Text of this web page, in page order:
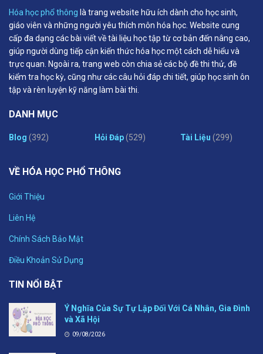
Hóa học phổ thông là trang website hữu ích dành cho học sinh,
giáo viên và những người yêu thích môn hóa học. Website cung
cấp đa dạng các bài viết về tài liệu học tập từ cơ bản đến nâng cao,
giúp người dùng tiếp cận kiến thức hóa học một cách dễ hiểu và
trực quan. Ngoài ra, trang web còn chia sẻ các bộ đề thi thử, đề
kiểm tra học kỳ, cũng như các câu hỏi đáp chi tiết, giúp học sinh ôn
tập và rèn luyện kỹ năng làm bài thi.
DANH MỤC
Blog (392) Hỏi Đáp(529) Tài Liệu (299)
VỀ HÓA HỌC PHỔ THÔNG
Giới Thiệu
Liên Hệ
Chính Sách Bảo Mật
Điều Khoản Sử Dụng
TIN NỔI BẬT
Ý Nghĩa Của Sự Tự Lập Đối Với Cá Nhân, Gia Đình
và Xã Hội
09/08/2026